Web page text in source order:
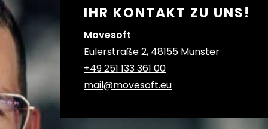
IHR KONTAKT ZU UNS!
Movesoft
Eulerstraße 2, 48155 Münster
+49 251 133 361 00
mail@movesoft.eu